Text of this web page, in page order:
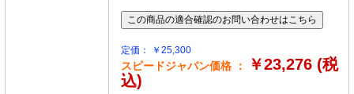
定価： ￥25,300
スピードジャパン価格 ：
￥23,276 (税
込)